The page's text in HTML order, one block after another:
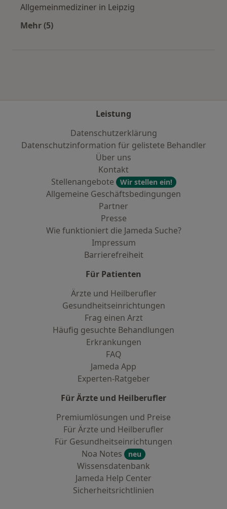
Allgemeinmediziner in Leipzig
Mehr (5)
Leistung
Datenschutzerklärung
Datenschutzinformation für gelistete Behandler
Über uns
Kontakt
Stellenangebote
Wir stellen ein!
Allgemeine Geschäftsbedingungen
Partner
Presse
Wie funktioniert die Jameda Suche?
Impressum
Barrierefreiheit
Für Patienten
Ärzte und Heilberufler
Gesundheitseinrichtungen
Frag einen Arzt
Häufig gesuchte Behandlungen
Erkrankungen
FAQ
Jameda App
Experten-Ratgeber
Für Ärzte und Heilberufler
Premiumlösungen und Preise
Für Ärzte und Heilberufler
Für Gesundheitseinrichtungen
Noa Notes
neu
Wissensdatenbank
Jameda Help Center
Sicherheitsrichtlinien